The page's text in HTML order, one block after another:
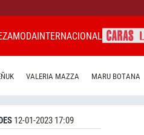
MODAINTERNACIONAL
VALERIA MAZZA MARU BOTANA
12-01-2023 17:09